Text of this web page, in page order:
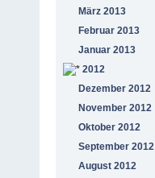
März 2013
Februar 2013
Januar 2013
2012
Dezember 2012
November 2012
Oktober 2012
September 2012
August 2012